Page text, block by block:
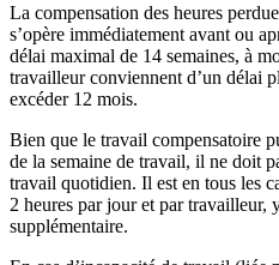
La compensation des heures
s’opère immédiatement avant ou
délai maximal de 14 semaines, à
travailleur conviennent d’un délai
excéder 12 mois.
Bien que le travail compensatoire
de la semaine de travail, il ne doit
travail quotidien. Il est en tous les
2 heures par jour et par travailleur,
supplémentaire.